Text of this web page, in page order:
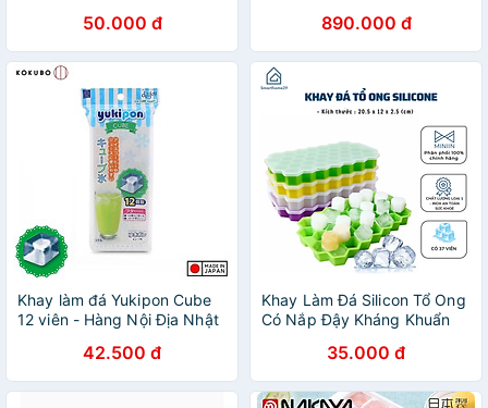
50.000 đ 890.000 đ
Khay làm đá Yukipon Cube
12 viên - Hàng Nội Địa Nhật
42.500 đ
Khay Làm Đá Silicon Tổ Ong
Có Nắp Đậy Kháng Khuẩn
Làm Đá , Làm Thạch Cao
Cấp - HÀNG CHÍNH HÃNG
MINIIN
35.000 đ